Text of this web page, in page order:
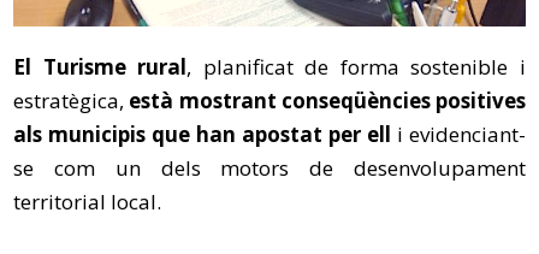
El Turisme rural, planificat de forma sostenible i
estratègica, està mostrant conseqüències positives
als municipis que han apostat per ell i evidenciant-
se com un dels motors de desenvolupament
territorial local.